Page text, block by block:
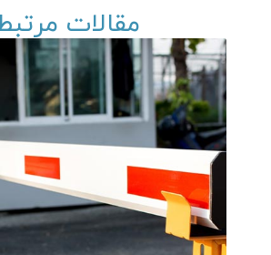
مقالات